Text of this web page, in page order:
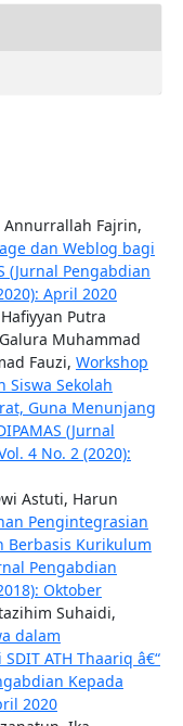
Annurrallah Fajrin,
dan Weblog bagi
(Jurnal Pengabdian
April 2020
Putra
Muhammad
Fauzi, Workshop
Sekolah
Guna Menunjang
(Jurnal
4 No. 2 (2020):
Astuti, Harun
Pengintegrasian
Berbasis Kurikulum
Pengabdian
Oktober
Suhaidi,
dalam
ATH Thaariq â€“
Kepada
2020